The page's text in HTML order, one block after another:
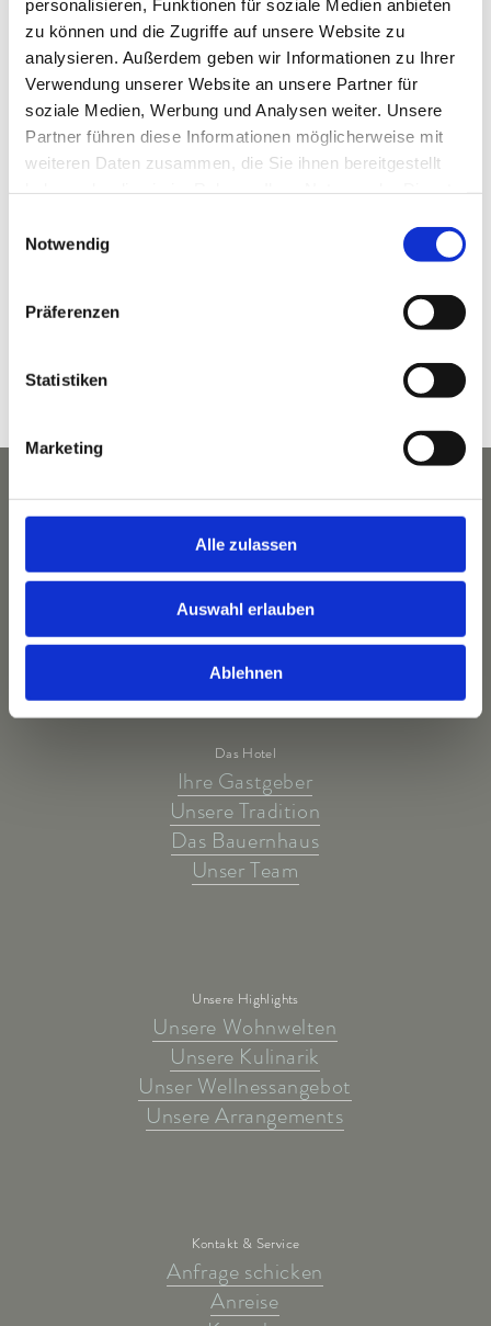
personalisieren, Funktionen für soziale Medien anbieten
zu können und die Zugriffe auf unsere Website zu
analysieren. Außerdem geben wir Informationen zu Ihrer
Verwendung unserer Website an unsere Partner für
soziale Medien, Werbung und Analysen weiter. Unsere
Partner führen diese Informationen möglicherweise mit
weiteren Daten zusammen, die Sie ihnen bereitgestellt
Notwendig
Präferenzen
Statistiken
Marketing
Alle zulassen
Auswahl erlauben
Ablehnen
VERANSTALTUNGSORT
Garmisch-Partenkirchen
Deutschland
Das Hotel
Ihre Gastgeber
Unsere Tradition
Das Bauernhaus
Unser Team
Unsere Highlights
Unsere Wohnwelten
Unsere Kulinarik
Unser Wellnessangebot
Unsere Arrangements
Kontakt & Service
Anfrage schicken
Anreise